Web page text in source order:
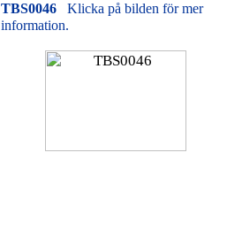
TBS0046
Klicka på bilden för mer
information.